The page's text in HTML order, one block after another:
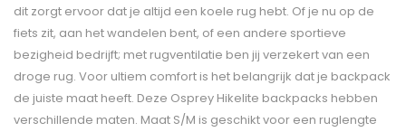
dit zorgt ervoor dat je altijd een koele rug hebt. Of je nu op de
fiets zit, aan het wandelen bent, of een andere sportieve
bezigheid bedrijft; met rugventilatie ben jij verzekert van een
droge rug. Voor ultiem comfort is het belangrijk dat je backpack
de juiste maat heeft. Deze Osprey Hikelite backpacks hebben
verschillende maten. Maat S/M is geschikt voor een ruglengte